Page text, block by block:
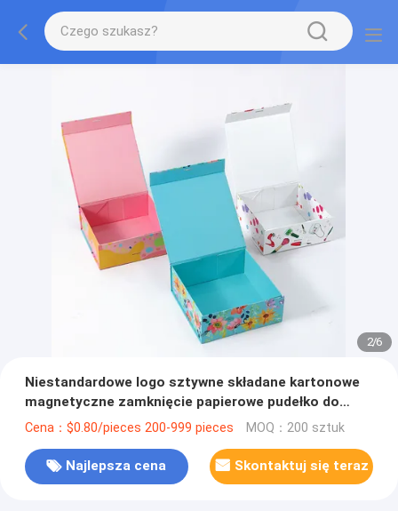
2/6
Niestandardowe logo sztywne składane kartonowe
magnetyczne zamknięcie papierowe pudełko do
niestandardowych prezentów
Cena：$0.80/pieces 200-999 pieces MOQ：200 sztuk
Najlepsza cena Skontaktuj się teraz